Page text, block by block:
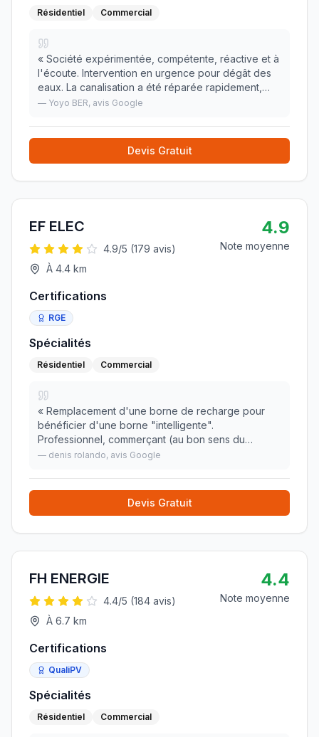
Résidentiel Commercial
« Société expérimentée, compétente, réactive et à
l'écoute. Intervention en urgence pour dégât des
eaux. La canalisation a été réparée rapidement,
nous évitant ainsi d'autres ennuis. Installation et
— Yoyo BER, avis Google
Devis Gratuit
EF ELEC
4.9/5 (179 avis)
À 4.4 km
4.9
Note moyenne
Certifications
RGE
Spécialités
Résidentiel Commercial
« Remplacement d'une borne de recharge pour
bénéficier d'une borne "intelligente".
Professionnel, commerçant (au bon sens du
terme), réactif et de bon conseil je referais appel à
— denis rolando, avis Google
Devis Gratuit
FH ENERGIE
4.4/5 (184 avis)
À 6.7 km
4.4
Note moyenne
Certifications
QualiPV
Spécialités
Résidentiel Commercial